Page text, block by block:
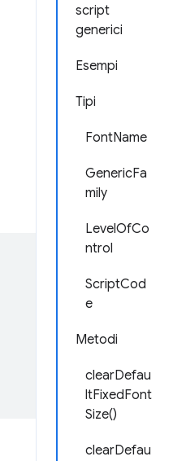
script
generici
Esempi
Tipi
FontName
GenericFa
mily
LevelOfCo
ntrol
ScriptCod
e
Metodi
clearDefau
ltFixedFont
Size()
clearDefau